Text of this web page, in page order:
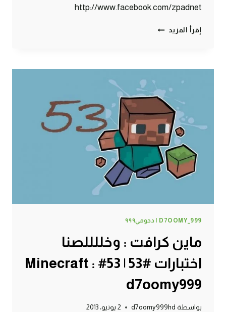
http://www.facebook.com/zpadnet
إقرأ المزيد ماين
الأخيرة
#54
|
54#
MINECRAFT
:
D7OOMY999
D7OOMY_999 | دحومي٩٩٩
ماين كرافت : وخللللصنا
اختبارات #53 | 53# Minecraft :
d7oomy999
بواسطة d7oomy999hd 2 يونيو، 2013